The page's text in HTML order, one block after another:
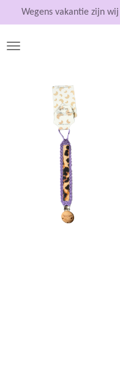
direct
naar
Wegens vakantie zijn